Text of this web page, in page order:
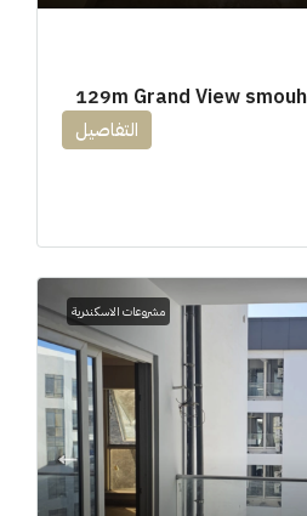
التفاصيل
مشروعات الاسكندرية